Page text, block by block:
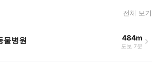
전체 보기
물병원 484m
도보 7분